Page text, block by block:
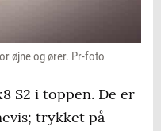
øjne og ører. Pr-foto
S2 i toppen. De er
trykket på